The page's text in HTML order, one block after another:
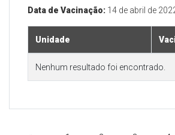
Data de Vacinação: 14 de abril de
Unidade
Nenhum resultado foi encontrado.